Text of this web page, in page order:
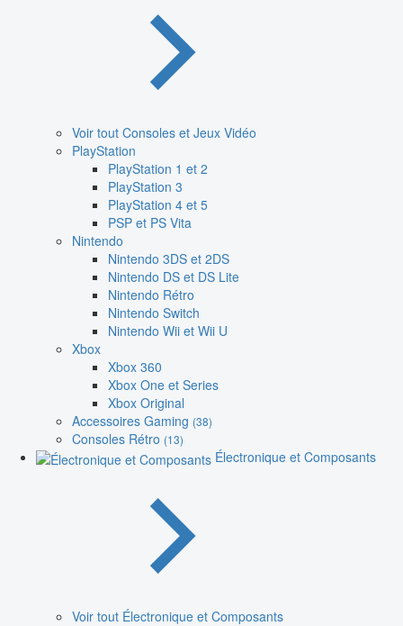
Voir tout Consoles et Jeux Vidéo
PlayStation
PlayStation 1 et 2
PlayStation 3
PlayStation 4 et 5
PSP et PS Vita
Nintendo
Nintendo 3DS et 2DS
Nintendo DS et DS Lite
Nintendo Rétro
Nintendo Switch
Nintendo Wii et Wii U
Xbox
Xbox 360
Xbox One et Series
Xbox Original
Accessoires Gaming (38)
Consoles Rétro (13)
Électronique et Composants
Voir tout Électronique et Composants